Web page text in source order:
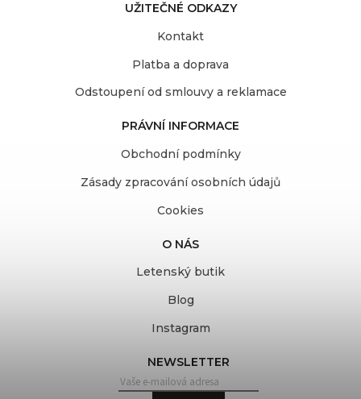
UŽITEČNÉ ODKAZY
Kontakt
Platba a doprava
Odstoupení od smlouvy a reklamace
PRÁVNÍ INFORMACE
Obchodní podmínky
Zásady zpracování osobních údajů
Cookies
O NÁS
Letenský butik
Blog
Instagram
NEWSLETTER